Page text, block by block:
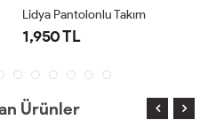
Lidya Pantolonlu Takım
1,950 TL
Ürünler